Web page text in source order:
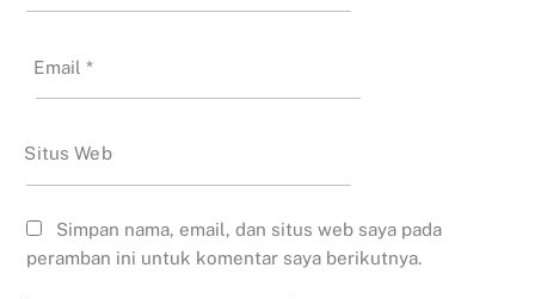
Email*
Situs Web
Simpan nama, email, dan situs web saya pada
peramban ini untuk komentar saya berikutnya.